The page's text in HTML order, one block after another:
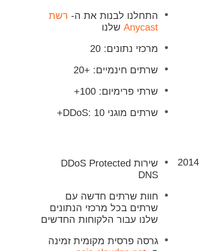
התחלנו לבנות את ה- רשת
Anycast שלנו
מרכזי נתונים: 20
שרתים חינמיים: +20
שרתי פרימיום: 100+
שרתים מוגני DDoS: 10+
2014
שירות DDoS Protected
DNS
חוות שרתים חדשה עם
שרתים בכל מרכזי הנתונים
שלנו עבור הלקוחות החדשים
גרסה פרסית מקומית זמינה